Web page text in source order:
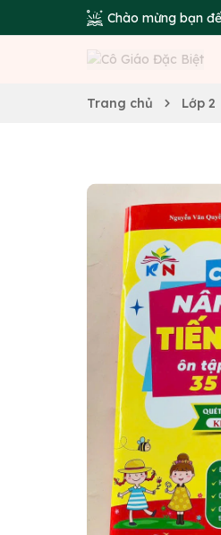
Chào mừng bạn
Trang chủ Lớp 2